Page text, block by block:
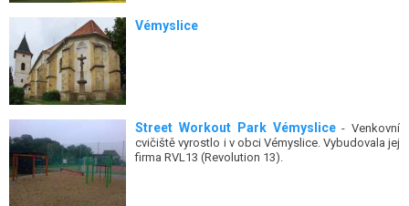
Vémyslice
Street Workout Park Vémyslice- Venkovní
cvičiště vyrostlo i v obci Vémyslice. Vybudovala jej
firma RVL13 (Revolution 13).